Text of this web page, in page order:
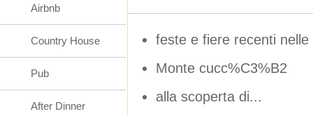
feste e fiere recenti nelle
Monte cucc%C3%B2
alla scoperta di...
Airbnb
Country House
Pub
After Dinner